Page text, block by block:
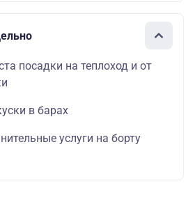
посадки на теплоход и от
в барах
услуги на борту